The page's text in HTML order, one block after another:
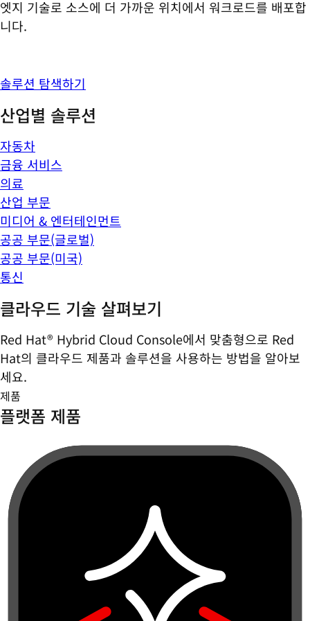
엣지 기술로 소스에 더 가까운 위치에서 워크로드를 배포합
니다.
솔루션 탐색하기
산업별 솔루션
자동차
금융 서비스
의료
산업 부문
미디어 & 엔터테인먼트
공공 부문(글로벌)
공공 부문(미국)
통신
클라우드 기술 살펴보기
Red Hat® Hybrid Cloud Console에서 맞춤형으로 Red
Hat의 클라우드 제품과 솔루션을 사용하는 방법을 알아보
세요.
제품
플랫폼 제품